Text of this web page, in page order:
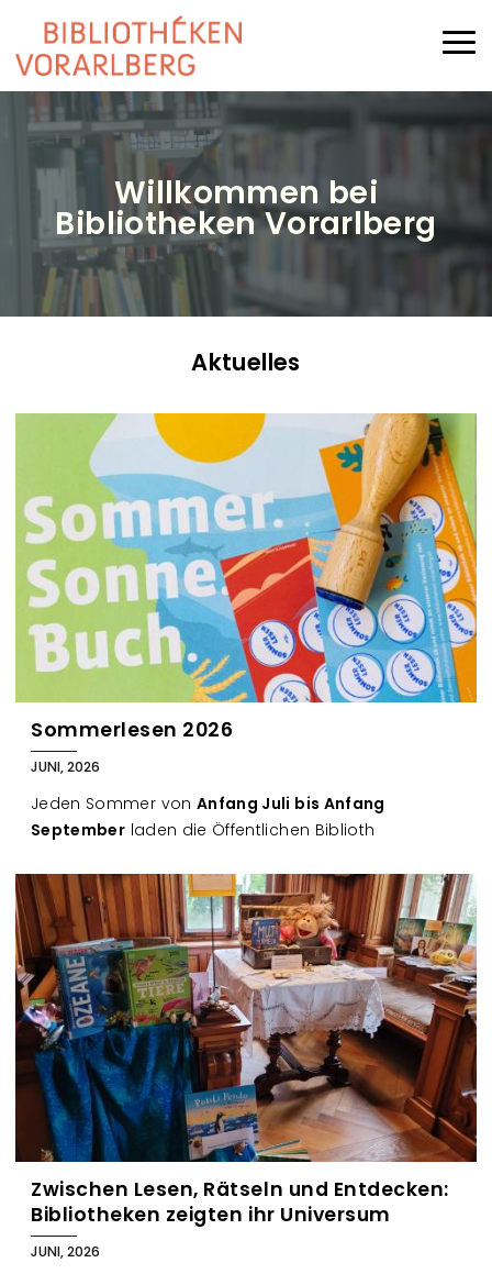
Direkt zum Inhalt
Willkommen bei
Bibliotheken Vorarlberg
Aktuelles
Sommerlesen 2026
JUNI, 2026
Jeden Sommer von Anfang Juli bis Anfang
September laden die Öffentlichen Biblioth
Zwischen Lesen, Rätseln und Entdecken:
Bibliotheken zeigten ihr Universum
JUNI, 2026